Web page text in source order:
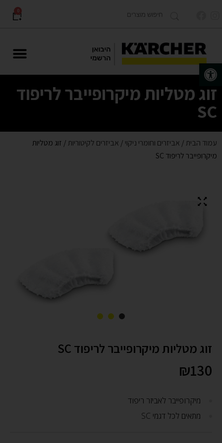
פתח סרגל נגישות
0
זוג מטליות מיקרופייבר לריפוד
SC
עמוד הבית/ אביזרים וחומרי ניקוי / אביזרים לקיטוריות/ זוג מטליות
מיקרופייבר לריפוד SC
זוג מטליות מיקרופייבר לריפוד SC
₪130
מיקרופייבר לאביזר ריפוד
מתאים לכל דגמי SC